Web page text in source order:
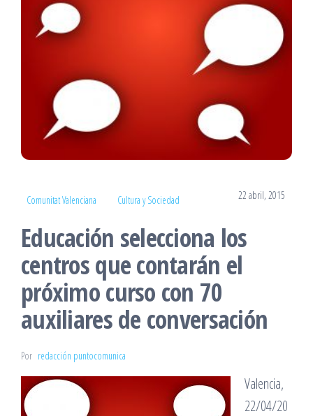
Comunitat Valenciana Cultura y Sociedad 22 abril, 2015
Educación selecciona los
centros que contarán el
próximo curso con 70
auxiliares de conversación
Por redacción puntocomunica
Valencia,
22/04/20